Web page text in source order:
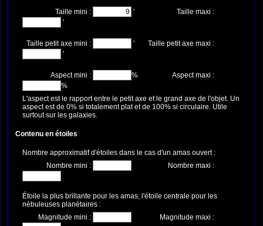
Taille mini : '
Taille maxi :
'
Taille petit axe mini : '
Taille petit axe maxi :
'
Aspect mini : %
Aspect maxi :
%
L'aspect est le rapport entre le petit axe et le grand axe de l'objet. Un
aspect est de 0% si totalement plat et de 100% si circulaire. Utile
surtout sur les galaxies.
Contenu en étoiles
Nombre approximatif d'étoiles dans le cas d'un amas ouvert :
Nombre mini :
Nombre maxi :
Étoile la plus brillante pour les amas, l'étoile centrale pour les
nébuleuses planétaires :
Magnitude mini :
Magnitude maxi :